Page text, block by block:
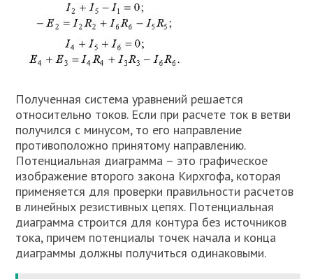
Полученная система уравнений решается
относительно токов. Если при расчете ток в ветви
получился с минусом, то его направление
противоположно принятому направлению.
Потенциальная диаграмма – это графическое
изображение второго закона Кирхгофа, которая
применяется для проверки правильности расчетов
в линейных резистивных цепях. Потенциальная
диаграмма строится для контура без источников
тока, причем потенциалы точек начала и конца
диаграммы должны получиться одинаковыми.